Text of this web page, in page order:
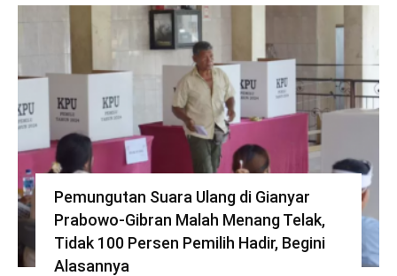
Pemungutan Suara Ulang di Gianyar
Prabowo-Gibran Malah Menang Telak,
Tidak 100 Persen Pemilih Hadir, Begini
Alasannya